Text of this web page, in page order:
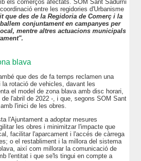
els comerços afectats. SOM Sant Sadurní
entre les regidories d'Urbanisme
que des de la Regidoria de Comerç i la
conjuntament en campanyes per
mentre altres actuacions municipals
blava
que des de fa temps reclamen una
rotació de vehicles, davant les
el model de zona blava amb disc horari,
l'abril de 2022 -, i que, segons SOM Sant
l'inici de les obres.
l'Ajuntament a adoptar mesures
les obres i minimitzar l'impacte que
facilitar l'aparcament i l'accés de càrrega
o el restabliment i la millora del sistema
així com millorar la comunicació de
l'entitat i que se'ls tingui en compte a